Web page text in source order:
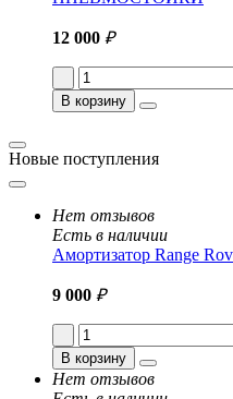
12 000 ₽
В корзину
Новые поступления
Нет отзывов
Есть в наличии
Амортизатор Range
9 000 ₽
В корзину
Нет отзывов